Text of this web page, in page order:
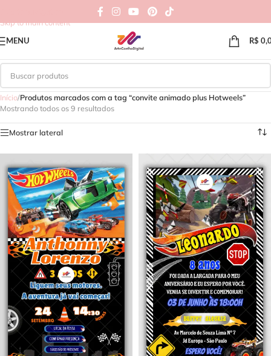
Skip to main content
MENU R$
Início/Produtos marcados com a tag “convite animado plus Hotweels”
Mostrando todos os 9 resultados
Mostrar lateral